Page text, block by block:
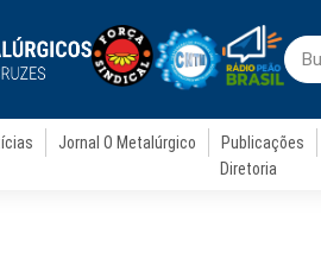
Jornal O Metalúrgico Publicações
Diretoria